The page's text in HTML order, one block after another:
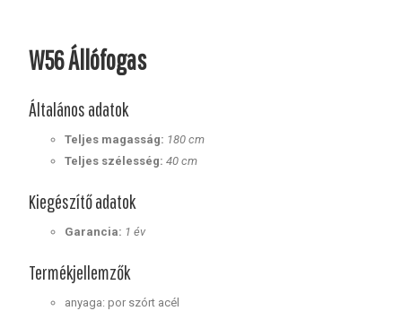
W56 Állófogas
Általános adatok
Teljes magasság: 180 cm
Teljes szélesség:40 cm
Kiegészítő adatok
Garancia: 1 év
Termékjellemzők
anyaga: por szórt acél